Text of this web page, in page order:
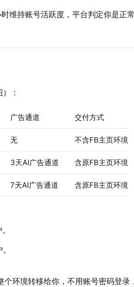
维持账号活跃度，平台判定你是正
：
广告通道 交付方式
无 不含FB主页环境
3天AI广告通道 含原FB主页环境
7天AI广告通道 含原FB主页环境
环境转移给你，不用账号密码登录